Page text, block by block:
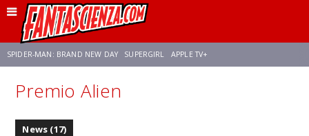
SPIDER-MAN: BRAND NEW DAY SUPERGIRL APPLE TV+
FRANCO RICCIARDIELLO ZENDAYA
Premio Alien
News (17)